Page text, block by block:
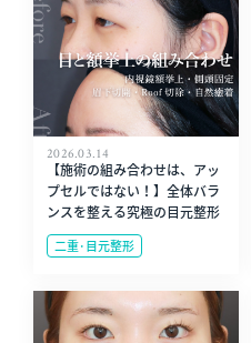
2026.03.14
【施術の組み合わせは、アッ
プセルではない！】全体バラ
ンスを整える究極の目元整形
二重･目元整形